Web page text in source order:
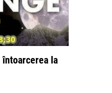
întoarcerea la